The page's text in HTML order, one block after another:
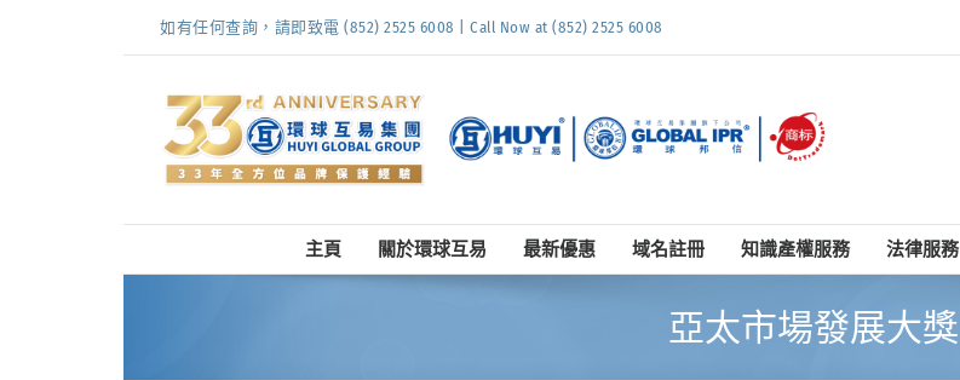
如有任何查詢，請即致電 (852) 2525 6008 | Call Now at (852) 2525 6008
主頁 關於環球互易 最新優惠 域名註冊 知識產權服務 法律服務
亞太市場發展大獎